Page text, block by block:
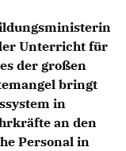
Unterricht für
der großen
bringt
in
an den
Personal in